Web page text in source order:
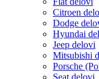
Citroen
Dodge
Hyundai
Jeep delovi
Mitsubishi
Porsche
Seat delovi